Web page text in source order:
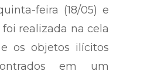
feira (18/05) e
realizada na cela
os objetos ilícitos
em um